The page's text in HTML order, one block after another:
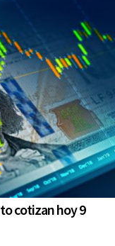
cotizan hoy 9